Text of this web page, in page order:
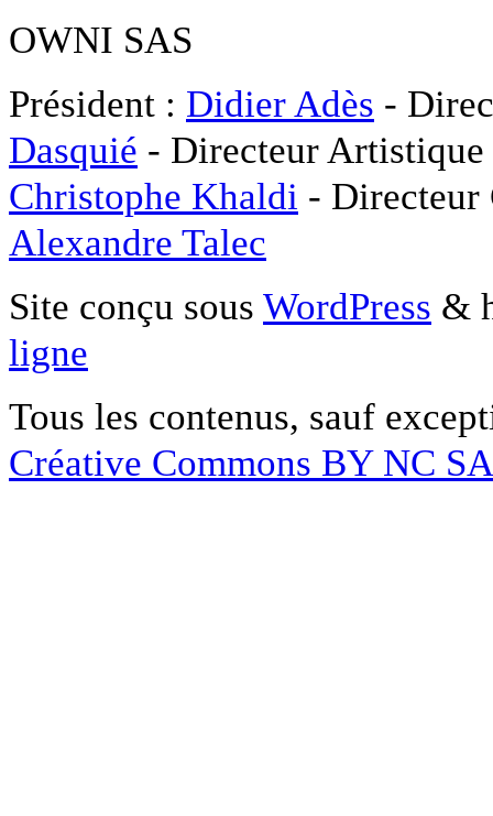
OWNI SAS
Président : Didier Adès -
Dasquié - Directeur
Christophe Khaldi -
Alexandre Talec
Site conçu sous WordPress &
ligne
Tous les contenus, sauf
Créative Commons BY NC SA